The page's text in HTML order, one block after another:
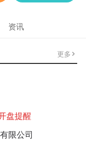
资讯
更多
盘提醒
限公司